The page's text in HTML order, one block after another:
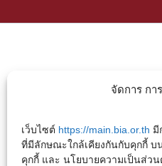
จัดการ กา
เว็บไซต์ https://main.bia.or.th มี
ที่มีลักษณะใกล้เคียงกันกับคุกกี้ บ
คุกกี้ และ นโยบายความเป็นส่ว